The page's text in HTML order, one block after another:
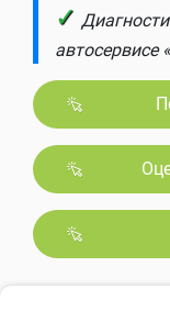
✓
автосервисе